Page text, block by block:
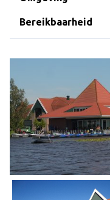
Bereikbaarheid